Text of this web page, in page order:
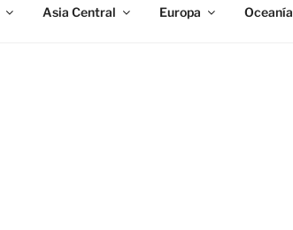
Asia Central Europa Oceanía